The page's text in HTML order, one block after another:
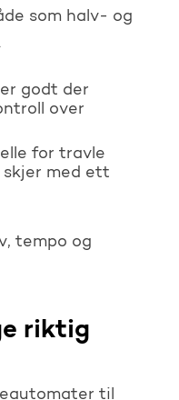
som halv- og
godt der
over
for travle
skjer med ett
tempo og
riktig
til